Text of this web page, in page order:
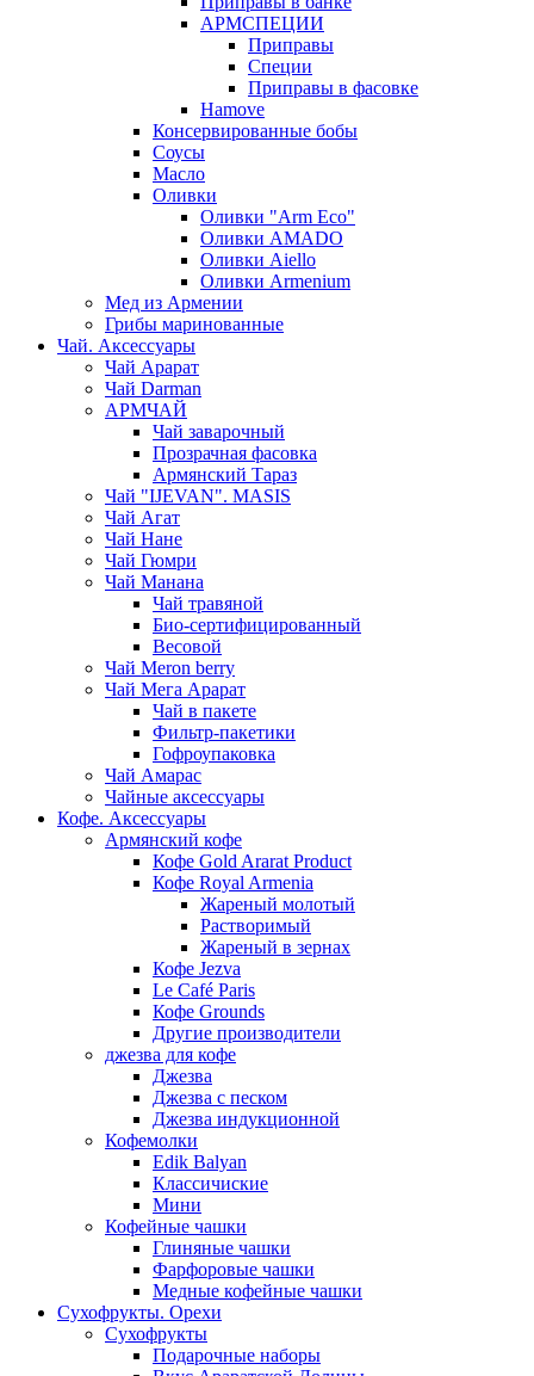
АРМСПЕЦИИ
Приправы
Специи
Приправы в фасовке
Hamove
Консервированные бобы
Соусы
Масло
Оливки
Оливки "Arm Eco"
Оливки AMADO
Оливки Aiello
Оливки Armenium
Мед из Армении
Грибы маринованные
Чай. Аксессуары
Чай Арарат
Чай Darman
АРМЧАЙ
Чай заварочный
Прозрачная фасовка
Армянский Тараз
Чай "IJEVAN". MASIS
Чай Агат
Чай Нане
Чай Гюмри
Чай Манана
Чай травяной
Био-сертифицированный
Весовой
Чай Meron berry
Чай Мега Арарат
Чай в пакете
Фильтр-пакетики
Гофроупаковка
Чай Амарас
Чайные аксессуары
Кофе. Аксессуары
Армянский кофе
Кофе Gold Ararat Product
Кофе Royal Armenia
Жареный молотый
Растворимый
Жареный в зернах
Кофе Jezva
Le Café Paris
Кофе Grounds
Другие производители
джезва для кофе
Джезва
Джезва с песком
Джезва индукционной
Кофемолки
Edik Balyan
Классичиские
Мини
Кофейные чашки
Глиняные чашки
Фарфоровые чашки
Медные кофейные чашки
Сухофрукты. Орехи
Сухофрукты
Подарочные наборы